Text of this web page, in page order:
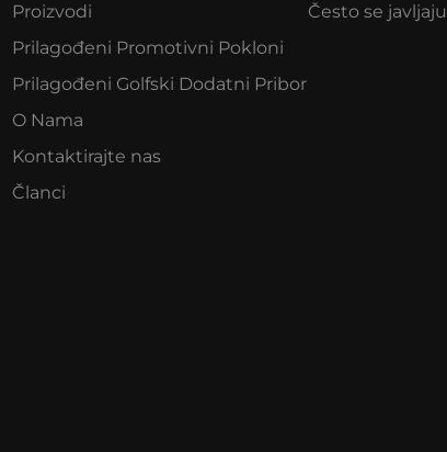
Proizvodi
Prilagođeni Promotivni Pokloni
Prilagođeni Golfski Dodatni Pribor
O Nama
Kontaktirajte nas
Članci
Često se